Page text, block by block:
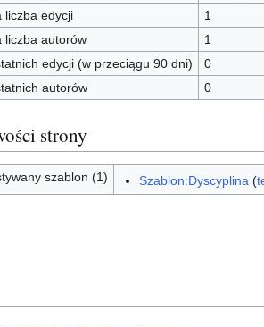
liczba edycji
1
liczba autorów
1
edycji (w przeciągu 90 dni)
0
autorów
0
strony
szablon (1) Szablon:Dyscyplina (